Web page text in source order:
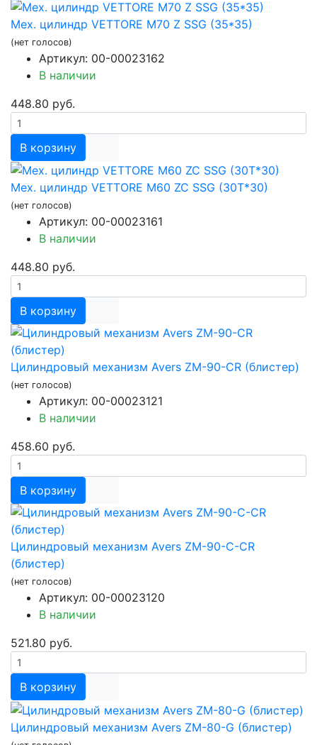
Мех. цилиндр VETTORE М70 Z SSG (35*35)
(нет голосов)
Артикул: 00-00023162
В наличии
448.80 руб.
В корзину
Мех. цилиндр VETTORE М60 ZC SSG (30T*30)
(нет голосов)
Артикул: 00-00023161
В наличии
448.80 руб.
В корзину
Цилиндровый механизм Avers ZM-90-CR (блистер)
(нет голосов)
Артикул: 00-00023121
В наличии
458.60 руб.
В корзину
Цилиндровый механизм Avers ZM-90-C-CR
(блистер)
(нет голосов)
Артикул: 00-00023120
В наличии
521.80 руб.
В корзину
Цилиндровый механизм Avers ZM-80-G (блистер)